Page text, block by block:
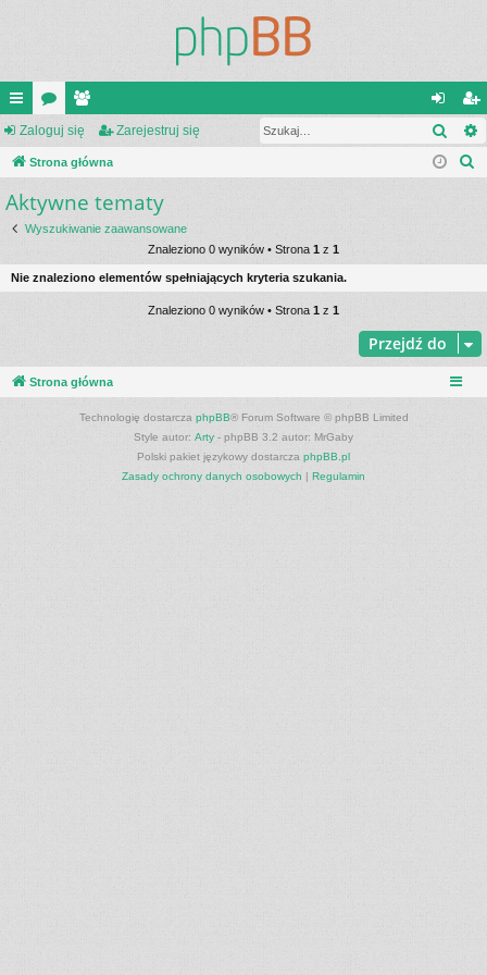
ię
ce
j
…
or
a
ży
tk
o
w
ni
cy
al
og
ę
ar
ej
j
si
Zaloguj się Zarejestruj się
Strona główna
Aktywne tematy
Wyszukiwanie zaawansowane
Znaleziono 0 wyników • Strona 1 z 1
Nie znaleziono elementów spełniających kryteria szukania.
Znaleziono 0 wyników • Strona 1 z 1
Przejdź do
Strona główna
Technologię dostarcza phpBB® Forum Software © phpBB Limited
Style autor: Arty - phpBB 3.2 autor: MrGaby
Polski pakiet językowy dostarcza phpBB.pl
Zasady ochrony danych osobowych | Regulamin